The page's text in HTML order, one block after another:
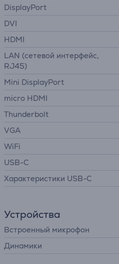
DisplayPort
DVI
HDMI
LAN (сетевой интерфейс,
RJ45)
Mini DisplayPort
micro HDMI
Thunderbolt
VGA
WiFi
USB-C
Характеристики USB-C
Устройства
Встроенный микрофон
Динамики